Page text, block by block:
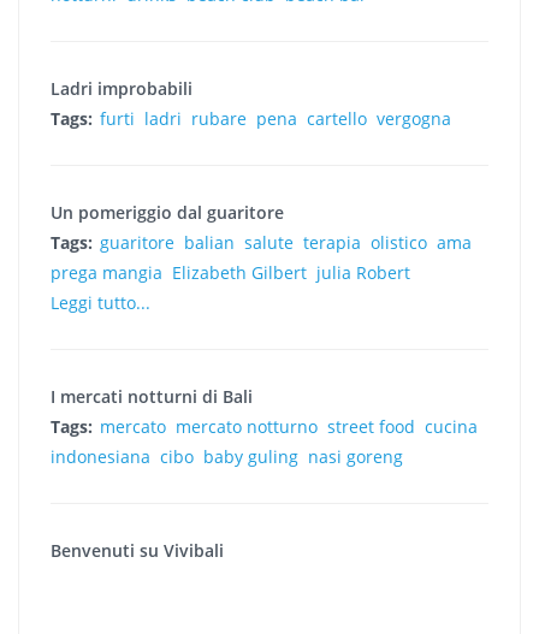
Ladri improbabili
Tags: furti ladri rubare pena cartello vergogna
Un pomeriggio dal guaritore
Tags: guaritore balian salute terapia olistico ama
prega mangia Elizabeth Gilbert julia Robert
Leggi tutto...
I mercati notturni di Bali
Tags: mercato mercato notturno street food cucina
indonesiana cibo baby guling nasi goreng
Benvenuti su Vivibali